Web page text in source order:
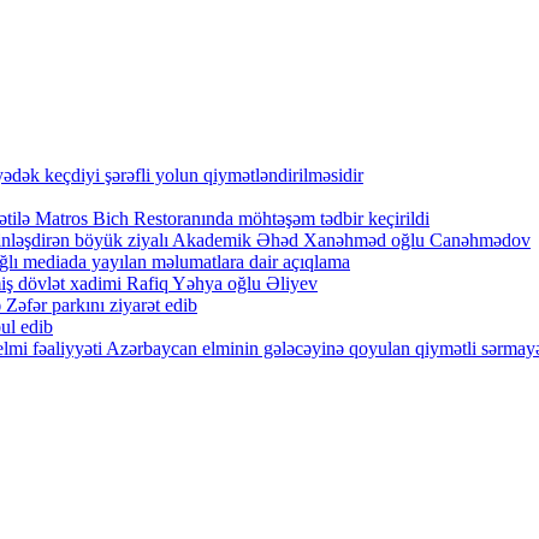
keçdiyi şərəfli yolun qiymətləndirilməsidir
Matros Bich Restoranında möhtəşəm tədbir keçirildi
böyük ziyalı Akademik Əhəd Xanəhməd oğlu Canəhmədov
mediada yayılan məlumatlara dair açıqlama
dövlət xadimi Rafiq Yəhya oğlu Əliyev
parkını ziyarət edib
edib
fəaliyyəti Azərbaycan elminin gələcəyinə qoyulan qiymətli